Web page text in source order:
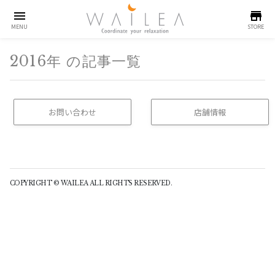
menu
MENU
store
STORE
2016年 の記事一覧
お問い合わせ 店舗情報
COPYRIGHT © WAILEA ALL RIGHTS RESERVED.